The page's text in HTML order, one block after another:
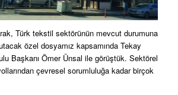
Türk tekstil sektörünün mevcut durumuna
özel dosyamız kapsamında Tekay
Başkanı Ömer Ünsal ile görüştük. Sektörel
çevresel sorumluluğa kadar birçok